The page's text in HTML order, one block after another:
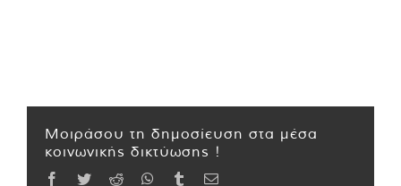
Μοιράσου τη δημοσίευση στα μέσα
κοινωνικής δικτύωσης !
Facebook
TwitterReddit WhatsApp
TumblrEmail